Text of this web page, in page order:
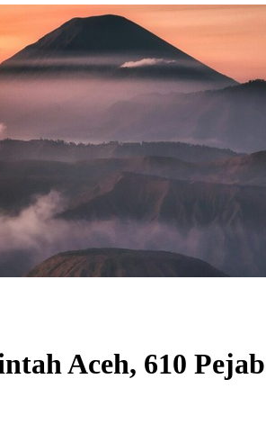
Aceh, 610